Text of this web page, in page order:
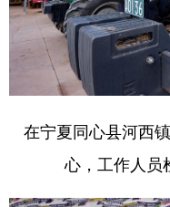
在宁夏同心县河西
心，工作人员